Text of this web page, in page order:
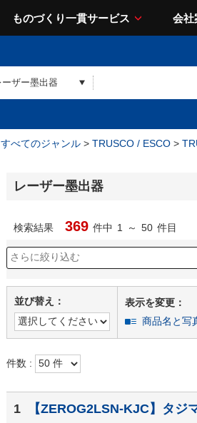
ものづくり一貫サービス 会社
すべてのジャンル > TRUSCO / ESCO >
レーザー墨出器
検索結果 369 件中 1 ～ 50 件目
並び替え：
表示を変更：
商品名と写
件数 :
1 【ZEROG2LSN-KJC】タ